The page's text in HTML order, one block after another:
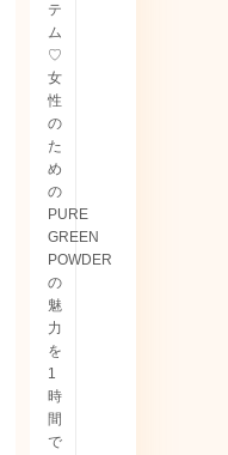
テ
ム
♡
女
性
の
た
め
の
PURE
GREEN
POWDER
の
魅
力
を
1
時
間
で